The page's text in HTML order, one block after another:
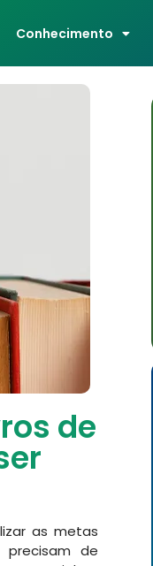
Conhecimento
de
as metas
de